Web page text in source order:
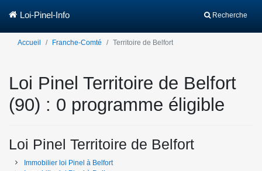
Recherche
Loi-Pinel-Info
Accueil Franche-Comté Territoire de Belfort
Loi Pinel Territoire de Belfort
(90) : 0 programme éligible
Loi Pinel Territoire de Belfort
Immobilier loi Pinel à Belfort